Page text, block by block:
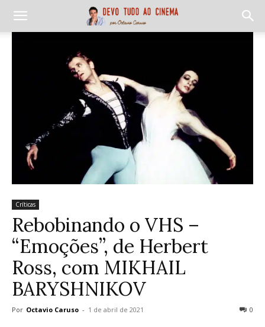
Críticas
Rebobinando o VHS –
“Emoções”, de Herbert
Ross, com MIKHAIL
BARYSHNIKOV
Por Octavio Caruso - 1 de abril de 2021 0